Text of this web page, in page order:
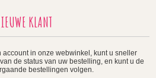
KLANT
account in onze webwinkel, kunt u sneller
de status van uw bestelling, en kunt u de
bestellingen volgen.